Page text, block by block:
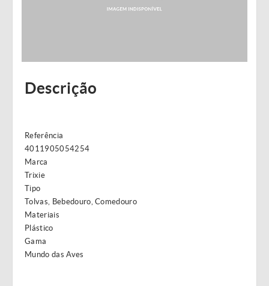
Descrição
Referência
4011905054254
Marca
Trixie
Tipo
Tolvas, Bebedouro, Comedouro
Materiais
Plástico
Gama
Mundo das Aves